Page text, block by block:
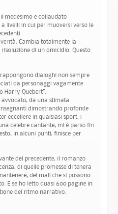
medesimo e collaudato
livelli in cui per muoversi verso le
Cambia totalmente la
di un omicidio. Questo
dialoghi non sempre
da personaggi vagamente
Harry Quebert”.
da una stimata
dimostrando profonde
eccellere in qualsiasi sport, i
celebre cantante, mi è parso fin
in alcuni punti, finisce per
del precedente, il romanzo
di quelle promesse di tenera
dei mali che si possono
E se ho letto quasi 600 pagine in
del ritmo narrativo.